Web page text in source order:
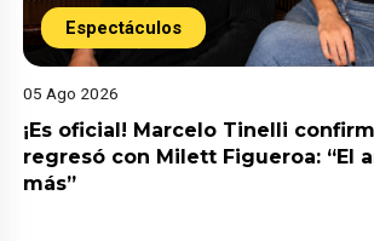
Espectáculos
05 Ago 2026
¡Es oficial! Marcelo Tinelli
regresó con Milett Figueroa: “El
más”